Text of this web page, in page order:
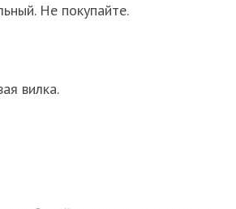
Не покупайте.
вилка.